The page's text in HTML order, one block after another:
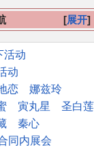
展开
活动
动
恋
娜兹玲
寅丸星
圣白莲
秦心
同内展会